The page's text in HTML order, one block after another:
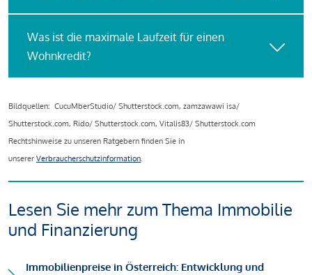
Was ist die maximale Laufzeit für einen
Wohnkredit?
Bildquellen: CucuMberStudio/ Shutterstock.com, zamzawawi isa/
Shutterstock.com, Rido/ Shutterstock.com, Vitalis83/ Shutterstock.com
Rechtshinweise zu unseren Ratgebern finden Sie in
unserer Verbraucherschutzinformation.
Lesen Sie mehr zum Thema Immobilie
und Finanzierung
Immobilienpreise in Österreich: Entwicklung und